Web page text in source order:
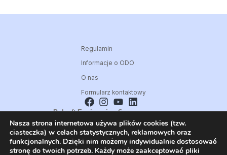
Regulamin
Informacje o ODO
O nas
Formularz kontaktowy
Polsoft Engineering Sp. z o.o.
ul. 73 Pułku Piechoty 1, 40-467 Katowice
Skontaktuj się z nami:
32 209 80 39
Nasza strona internetowa używa plików cookies (tzw.
ciasteczka) w celach statystycznych, reklamowych oraz
funkcjonalnych. Dzięki nim możemy indywidualnie dostosować
stronę do twoich potrzeb. Każdy może zaakceptować pliki